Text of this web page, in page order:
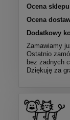
Ocena
Ocena
Dodatkowy
Zamawiamy
Ostatnio
bez żadnych
Dziękuję za